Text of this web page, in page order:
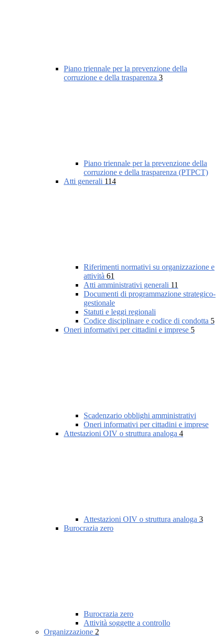
Piano triennale per la prevenzione della
corruzione e della trasparenza 3
Piano triennale per la prevenzione della
corruzione e della trasparenza (PTPCT)
Atti generali 114
Riferimenti normativi su organizzazione e
attività 61
Atti amministrativi generali 11
Documenti di programmazione strategico-
gestionale
Statuti e leggi regionali
Codice disciplinare e codice di condotta 5
Oneri informativi per cittadini e imprese 5
Scadenzario obblighi amministrativi
Oneri informativi per cittadini e imprese
Attestazioni OIV o struttura analoga 4
Attestazioni OIV o struttura analoga 3
Burocrazia zero
Burocrazia zero
Attività soggette a controllo
Organizzazione 2